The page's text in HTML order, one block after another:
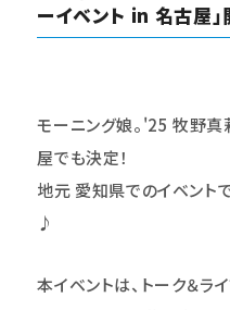
ーイベント in 名古屋」
モーニング娘。'25 牧野
屋でも決定！
地元 愛知県でのイベント
♪
本イベントは、トーク＆ラ